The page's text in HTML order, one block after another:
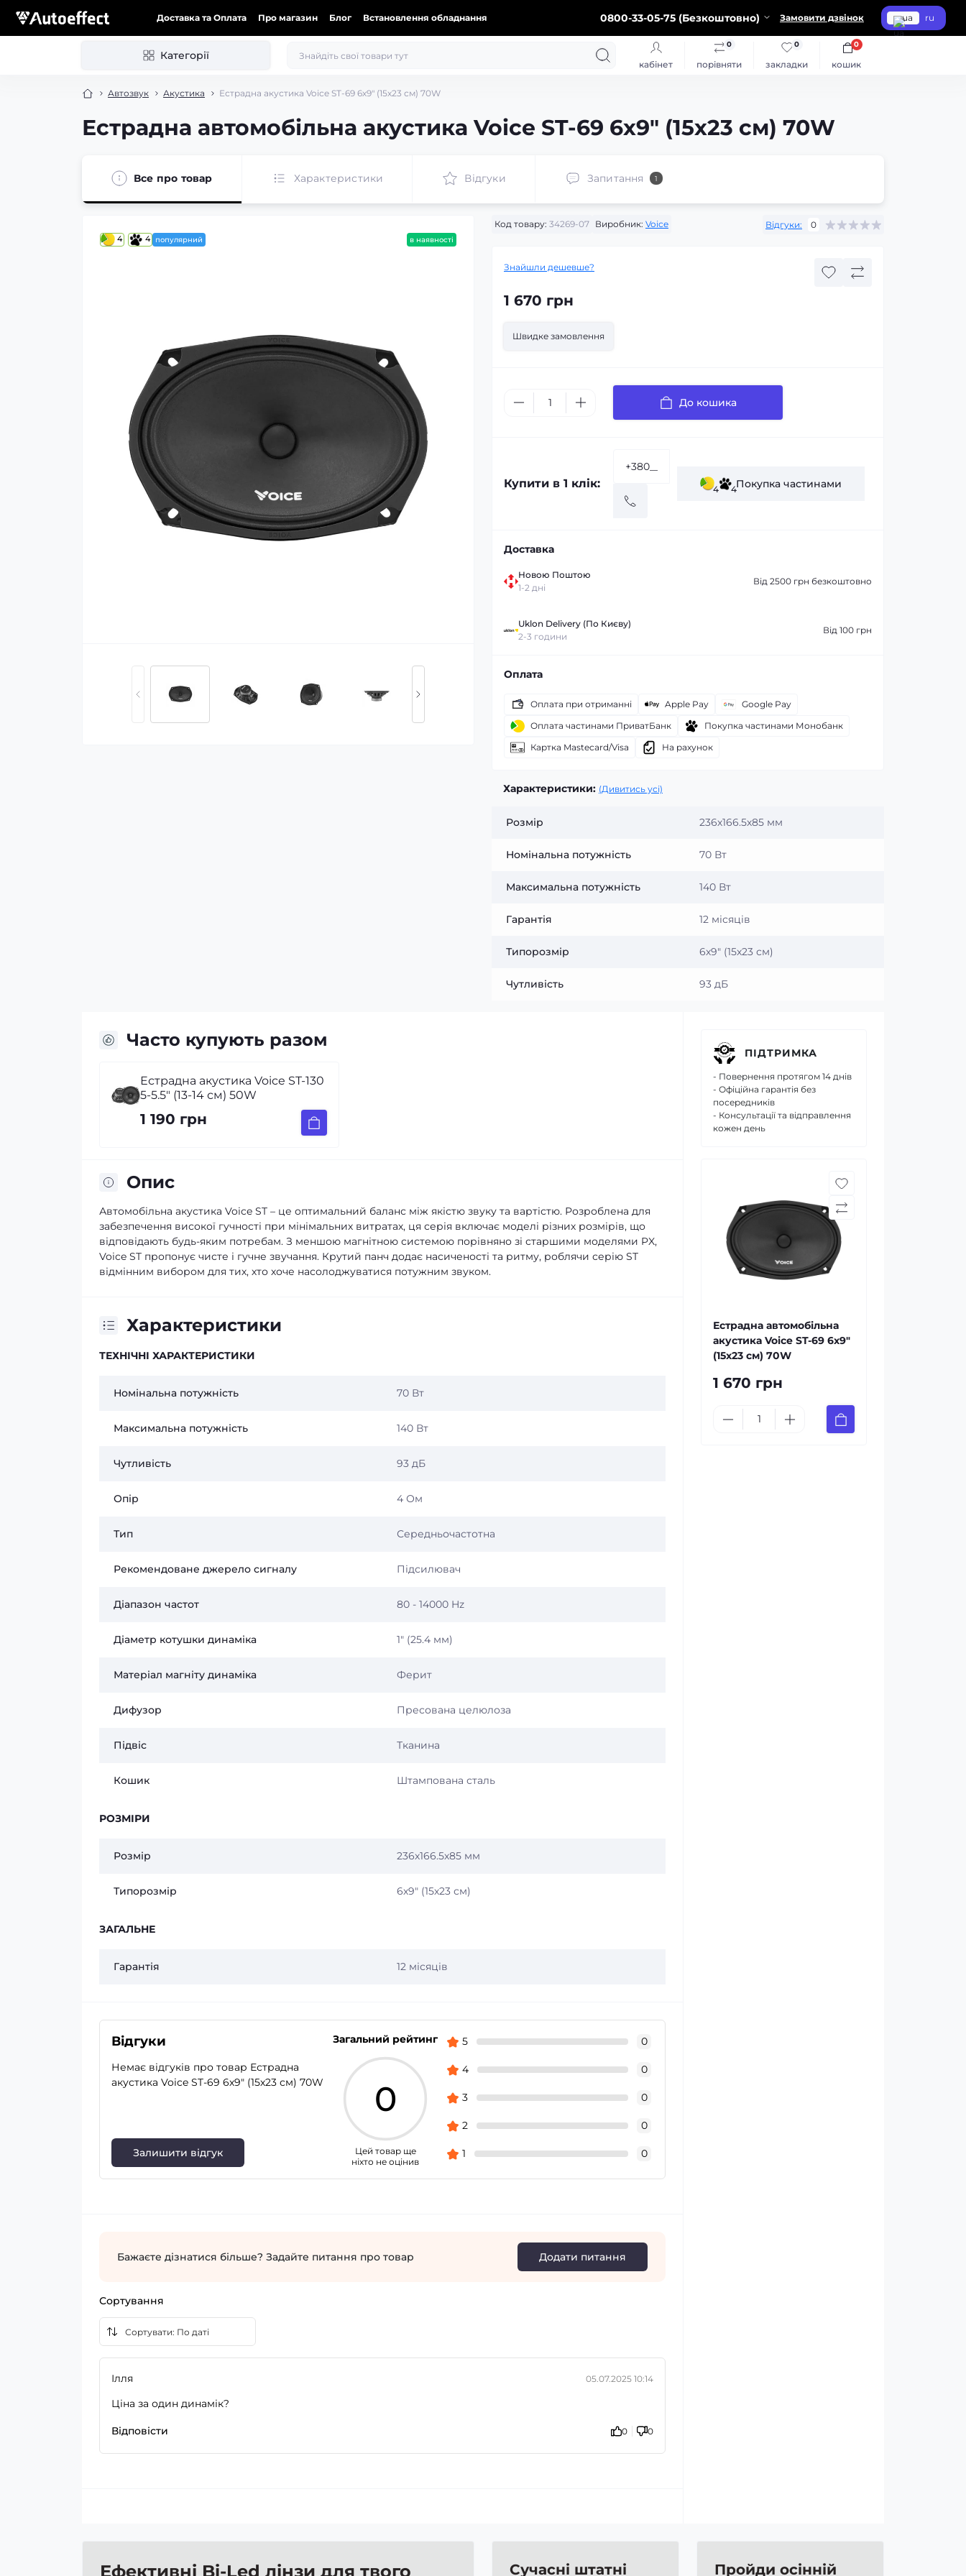
Доставка та Оплата Про магазин Блог Встановлення обладнання 0800-33-05-75 (Безкоштовно) Замовити дзвінок ua ru
Категорії
кабінет порівняти
0
закладки
0
кошик
0
Автозвук Акустика Естрадна акустика Voice ST-69 6х9″ (15х23 см) 70W
Естрадна автомобільна акустика Voice ST-69 6х9″ (15х23 см) 70W
Все про товар Характеристики Відгуки Запитання 1
4 4 популярний в наявності
Код товару: 34269-07 Виробник: Voice Відгуки: 0
Знайшли дешевше?
1 670 грн
Швидке замовлення
До кошика
Купити в 1 клік: 4 4Покупка частинами
Доставка
Новою Поштою
1-2 дні
Від 2500 грн безкоштовно
Uklon Delivery (По Києву)
2-3 години
Від 100 грн
Оплата
Оплата при отриманні Apple Pay
Google Pay
Оплата частинами ПриватБанк
Покупка частинами Монобанк
Картка Mastecard/Visa
На рахунок
Характеристики: (Дивитись усі)
Розмір 236х166.5х85 мм
Номінальна потужність 70 Вт
Максимальна потужність 140 Вт
Гарантія 12 місяців
Типорозмір 6х9″ (15х23 см)
Чутливість 93 дБ
Часто купують разом
Естрадна акустика Voice ST-130
5-5.5″ (13-14 см) 50W
1 190 грн
Опис
Автомобільна акустика Voice ST – це оптимальний баланс між якістю звуку та вартістю. Розроблена для
забезпечення високої гучності при мінімальних витратах, ця серія включає моделі різних розмірів, що
відповідають будь-яким потребам. З меншою магнітною системою порівняно зі старшими моделями PX,
Voice ST пропонує чисте і гучне звучання. Крутий панч додає насиченості та ритму, роблячи серію ST
відмінним вибором для тих, хто хоче насолоджуватися потужним звуком.
Характеристики
ТЕХНІЧНІ ХАРАКТЕРИСТИКИ
Номінальна потужність 70 Вт
Максимальна потужність 140 Вт
Чутливість 93 дБ
Опір 4 Ом
Тип Середньочастотна
Рекомендоване джерело сигналу Підсилювач
Діапазон частот 80 - 14000 Hz
Діаметр котушки динаміка 1″ (25.4 мм)
Матеріал магніту динаміка Ферит
Дифузор Пресована целюлоза
Підвіс Тканина
Кошик Штампована сталь
РОЗМІРИ
Розмір 236х166.5х85 мм
Типорозмір 6х9″ (15х23 см)
ЗАГАЛЬНЕ
Гарантія 12 місяців
Відгуки
Немає відгуків про товар Естрадна
акустика Voice ST-69 6х9″ (15х23 см) 70W
Залишити відгук
Загальний рейтинг
0
Цей товар ще
ніхто не оцінив
5 0
4 0
3 0
2 0
1 0
Бажаєте дізнатися більше? Задайте питання про товар Додати питання
Сортування
Ілля 05.07.2025 10:14
Ціна за один динамік?
Відповісти 0 0
ПІДТРИМКА
- Повернення протягом 14 днів
- Офіційна гарантія без
посередників
- Консультації та відправлення
кожен день
Естрадна автомобільна
акустика Voice ST-69 6х9″
(15х23 см) 70W
1 670 грн
Ефективні Bi-Led лінзи для твого Сучасні штатні Пройди осінній